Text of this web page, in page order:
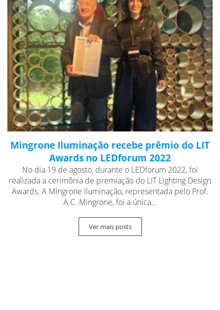
Mingrone Iluminação recebe prêmio do LIT
Awards no LEDforum 2022
No dia 19 de agosto, durante o LEDforum 2022, foi
realizada a cerimônia de premiação do LIT Lighting Design
Awards. A Mingrone Iluminação, representada pelo Prof.
A.C. Mingrone, foi a única...
Ver mais posts